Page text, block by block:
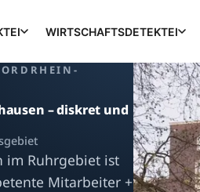
WIRTSCHAFTSDETEKTEI
– diskret und
im Ruhrgebiet ist
Mitarbeiter +